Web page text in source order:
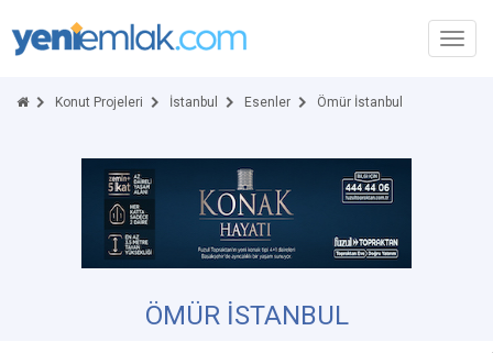
Konut Projeleri İstanbul Esenler Ömür İstanbul
ÖMÜR İSTANBUL